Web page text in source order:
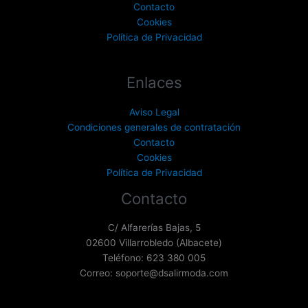
Contacto
Cookies
Política de Privacidad
Enlaces
Aviso Legal
Condiciones generales de contratación
Contacto
Cookies
Política de Privacidad
Contacto
C/ Alfarerías Bajas, 5
02600 Villarrobledo (Albacete)
Teléfono: 623 380 005
Correo: soporte@dsalirmoda.com